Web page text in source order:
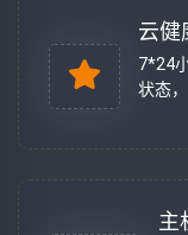
云健
7*24
状态
主